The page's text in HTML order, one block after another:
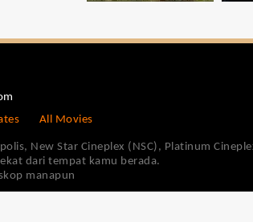
All Movies
New Star Cineplex (NSC), Platinum
dari tempat kamu berada.
manapun